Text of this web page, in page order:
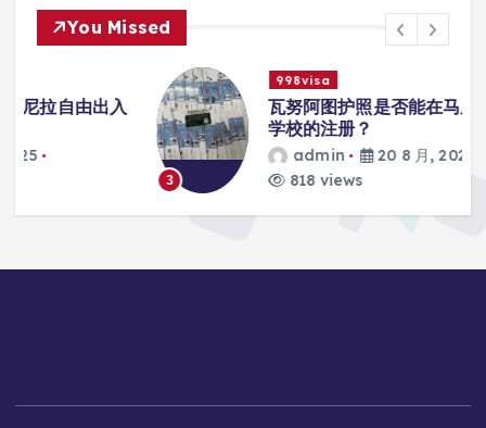
You Missed
998visa
瓦努阿图护照是否能在马尼拉使用国际
学校的注册？
admin
20 8 月, 2025
818 views